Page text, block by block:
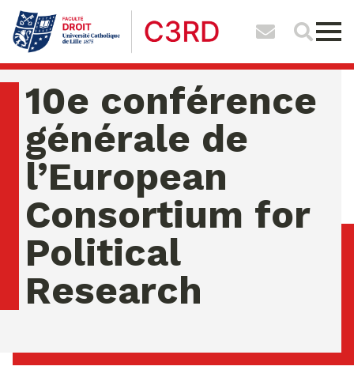
10e conférence
générale de
l’European
Consortium for
Political
Research